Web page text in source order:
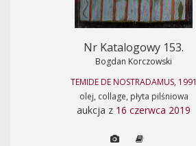
Nr Katalogowy 153.
Bogdan Korczowski
TEMIDE DE NOSTRADAMUS, 1991
olej, collage, płyta pilśniowa
aukcja z 16 czerwca 2019